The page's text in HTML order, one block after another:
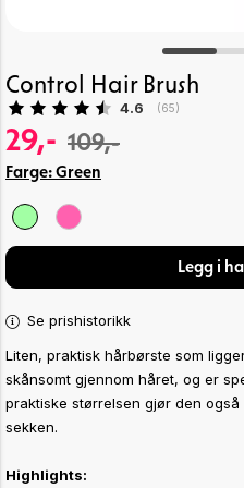
Control Hair Brush
4.6 (stemmer:
65)
29,- 109,-
Farge:Green
Legg i
Se prishistorikk
Liten, praktisk hårbørste som
skånsomt gjennom håret, og er
praktiske størrelsen gjør den
sekken.
Highlights: